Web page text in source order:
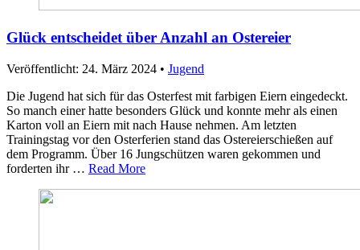
Glück entscheidet über Anzahl an Ostereier
Veröffentlicht: 24. März 2024 • Jugend
Die Jugend hat sich für das Osterfest mit farbigen Eiern eingedeckt.
So manch einer hatte besonders Glück und konnte mehr als einen
Karton voll an Eiern mit nach Hause nehmen. Am letzten
Trainingstag vor den Osterferien stand das Ostereierschießen auf
dem Programm. Über 16 Jungschützen waren gekommen und
forderten ihr … Read More